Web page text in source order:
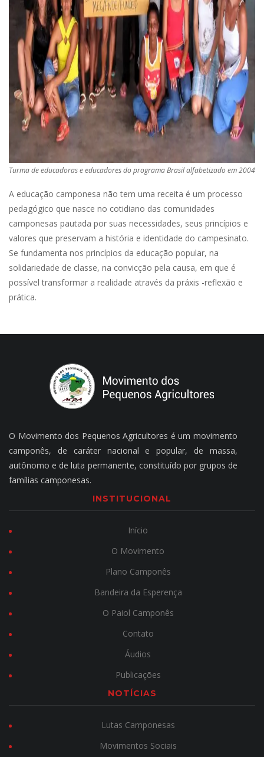
Turma de educadoras e educadores do programa Brasil alfabetizado em 2004
A educação camponesa não tem uma receita é um processo
pedagógico que nasce no cotidiano das comunidades
camponesas pautada por suas necessidades, seus princípios e
valores que preservam a história e identidade do campesinato.
Se fundamenta nos princípios da educação popular, na
solidariedade de classe, na convicção pela causa, em que é
possível transformar a realidade através da práxis -reflexão e
prática.
O Movimento dos Pequenos Agricultores é um movimento
camponês, de caráter nacional e popular, de massa,
autônomo e de luta permanente, constituído por grupos de
famílias camponesas.
INSTITUCIONAL
Início
O Movimento
Plano Camponês
Bandeira da Esperença
O Paiol Camponês
Contato
Áudios
Publicações
NOTÍCIAS
Lutas Camponesas
Movimentos Sociais